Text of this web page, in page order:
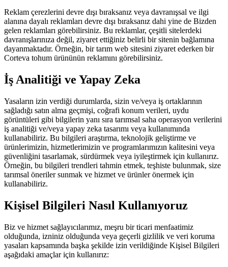
Reklam çerezlerini devre dışı bıraksanız veya davranışsal ve ilgi
alanına dayalı reklamları devre dışı bıraksanız dahi yine de Bizden
gelen reklamları görebilirsiniz. Bu reklamlar, çeşitli sitelerdeki
davranışlarınıza değil, ziyaret ettiğiniz belirli bir sitenin bağlamına
dayanmaktadır. Örneğin, bir tarım web sitesini ziyaret ederken bir
Corteva tohum ürününün reklamını görebilirsiniz.
İş Analitiği ve Yapay Zeka
Yasaların izin verdiği durumlarda, sizin ve/veya iş ortaklarının
sağladığı satın alma geçmişi, coğrafi konum verileri, uydu
görüntüleri gibi bilgilerin yanı sıra tarımsal saha operasyon verilerini
iş analitiği ve/veya yapay zeka tasarımı veya kullanımında
kullanabiliriz. Bu bilgileri araştırma, teknolojik geliştirme ve
ürünlerimizin, hizmetlerimizin ve programlarımızın kalitesini veya
güvenliğini tasarlamak, sürdürmek veya iyileştirmek için kullanırız.
Örneğin, bu bilgileri trendleri tahmin etmek, teşhiste bulunmak, size
tarımsal öneriler sunmak ve hizmet ve ürünler önermek için
kullanabiliriz.
Kişisel Bilgileri Nasıl Kullanıyoruz
Biz ve hizmet sağlayıcılarımız, meşru bir ticari menfaatimiz
olduğunda, izniniz olduğunda veya geçerli gizlilik ve veri koruma
yasaları kapsamında başka şekilde izin verildiğinde Kişisel Bilgileri
aşağıdaki amaçlar için kullanırız: